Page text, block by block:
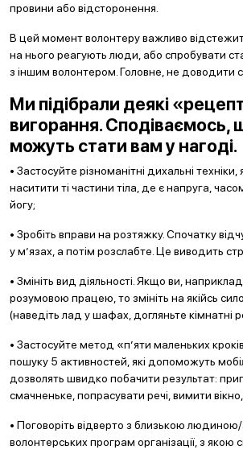
провини або відсторонення.
В цей момент волонтеру важливо
на нього реагують люди, або спробувати
з іншим волонтером. Головне, не доводити
Ми підібрали деякі
вигорання. Cподіваємось,
можуть стати вам у нагоді.
• Застосуйте різноманітні дихальні техніки,
наситити ті частини тіла, де є напруга,
йогу;
• Зробіть вправи на розтяжку. Спочатку
у м’язах, а потім розслабте. Це виводить
• Змініть вид діяльності. Якщо ви,
розумовою працею, то змініть на якійсь
(наведіть лад у шафах, догляньте кімнатні
• Застосуйте метод «п’яти маленьких
пошуку 5 активностей, які допоможуть
дозволять швидко побачити результат:
смачненьке, попрасувати речі, вимити
• Поговоріть відверто з близькою
волонтерських програм організації, з якою